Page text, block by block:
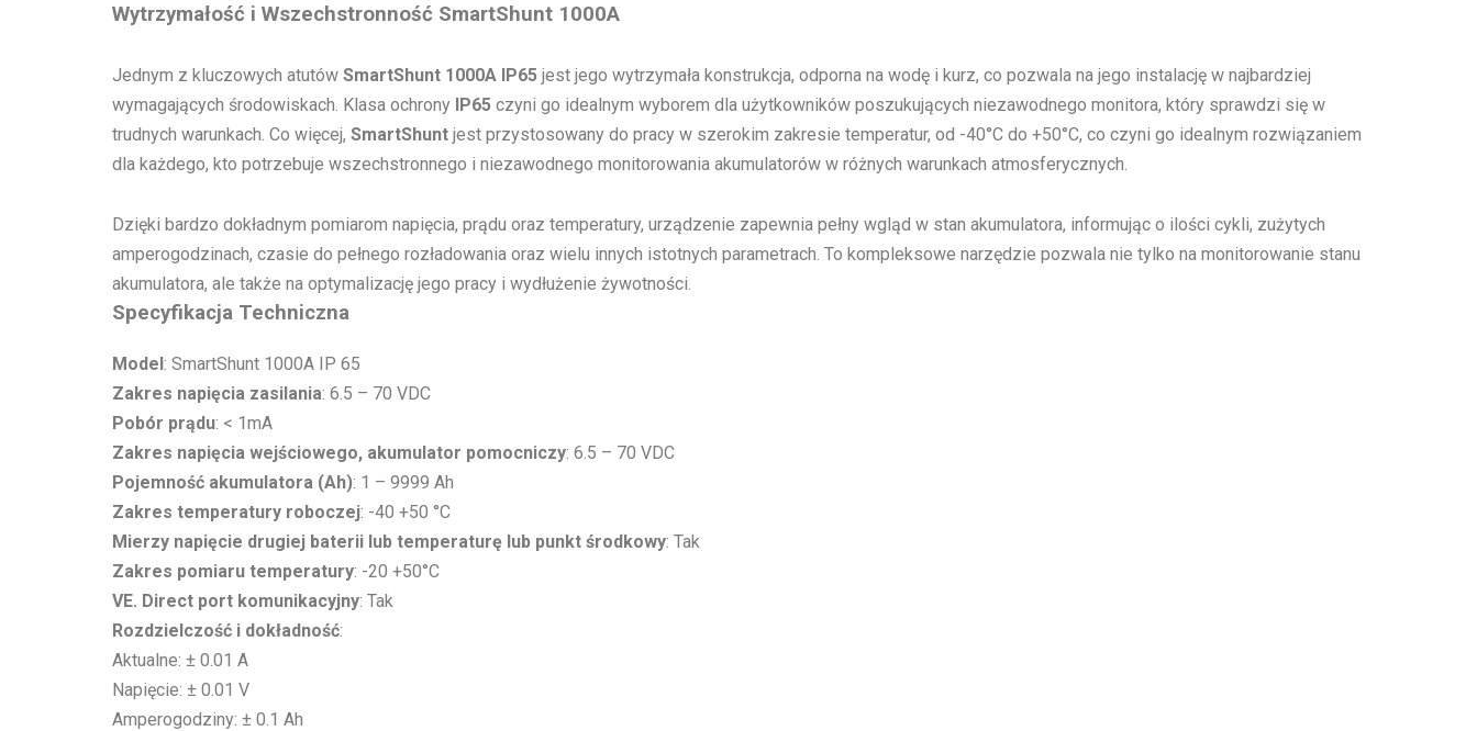
Wytrzymałość i Wszechstronność SmartShunt 1000A
Jednym z kluczowych atutów SmartShunt 1000A IP65 jest jego wytrzymała konstrukcja, odporna na wodę i kurz, co pozwala na jego instalację w najbardziej
wymagających środowiskach. Klasa ochrony IP65 czyni go idealnym wyborem dla użytkowników poszukujących niezawodnego monitora, który sprawdzi się w
trudnych warunkach. Co więcej, SmartShunt jest przystosowany do pracy w szerokim zakresie temperatur, od -40°C do +50°C, co czyni go idealnym rozwiązaniem
dla każdego, kto potrzebuje wszechstronnego i niezawodnego monitorowania akumulatorów w różnych warunkach atmosferycznych.
Dzięki bardzo dokładnym pomiarom napięcia, prądu oraz temperatury, urządzenie zapewnia pełny wgląd w stan akumulatora, informując o ilości cykli, zużytych
amperogodzinach, czasie do pełnego rozładowania oraz wielu innych istotnych parametrach. To kompleksowe narzędzie pozwala nie tylko na monitorowanie stanu
akumulatora, ale także na optymalizację jego pracy i wydłużenie żywotności.
Specyfikacja Techniczna
Model: SmartShunt 1000A IP 65
Zakres napięcia zasilania: 6.5 – 70 VDC
Pobór prądu: < 1mA
Zakres napięcia wejściowego, akumulator pomocniczy: 6.5 – 70 VDC
Pojemność akumulatora (Ah): 1 – 9999 Ah
Zakres temperatury roboczej: -40 +50 °C
Mierzy napięcie drugiej baterii lub temperaturę lub punkt środkowy: Tak
Zakres pomiaru temperatury: -20 +50°C
VE. Direct port komunikacyjny: Tak
Rozdzielczość i dokładność:
Aktualne: ± 0.01 A
Napięcie: ± 0.01 V
Amperogodziny: ± 0.1 Ah